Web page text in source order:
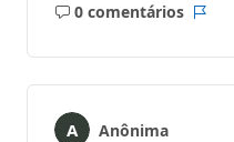
0 comentários
Sem
Anônima